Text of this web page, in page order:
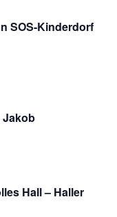
SOS-Kinderdorf
Jakob
Hall – Haller